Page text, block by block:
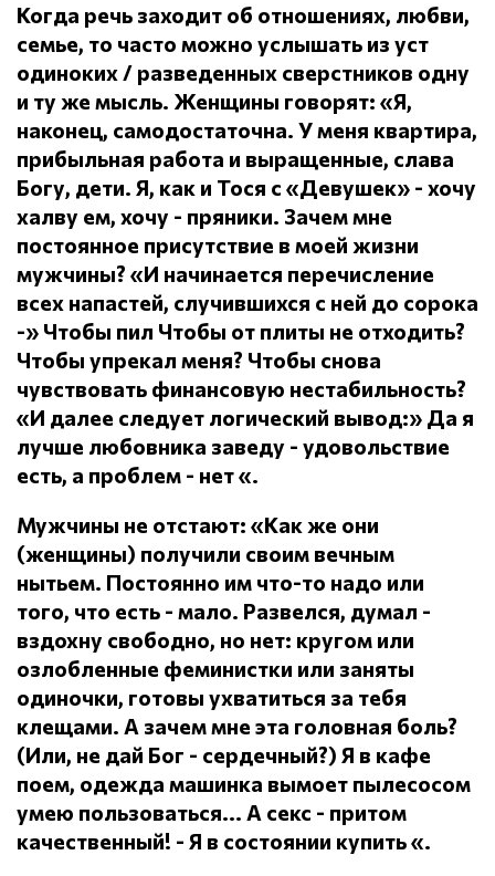
Когда речь заходит об отношениях, любви,
семье, то часто можно услышать из уст
одиноких / разведенных сверстников одну
и ту же мысль. Женщины говорят: «Я,
наконец, самодостаточна. У меня квартира,
прибыльная работа и выращенные, слава
Богу, дети. Я, как и Тося с «Девушек» - хочу
халву ем, хочу - пряники. Зачем мне
постоянное присутствие в моей жизни
мужчины? «И начинается перечисление
всех напастей, случившихся с ней до сорока
-» Чтобы пил Чтобы от плиты не отходить?
Чтобы упрекал меня? Чтобы снова
чувствовать финансовую нестабильность?
«И далее следует логический вывод:» Да я
лучше любовника заведу - удовольствие
есть, а проблем - нет «.
Мужчины не отстают: «Как же они
(женщины) получили своим вечным
нытьем. Постоянно им что-то надо или
того, что есть - мало. Развелся, думал -
вздохну свободно, но нет: кругом или
озлобленные феминистки или заняты
одиночки, готовы ухватиться за тебя
клещами. А зачем мне эта головная боль?
(Или, не дай Бог - сердечный?) Я в кафе
поем, одежда машинка вымоет пылесосом
умею пользоваться... А секс - притом
качественный! - Я в состоянии купить «.